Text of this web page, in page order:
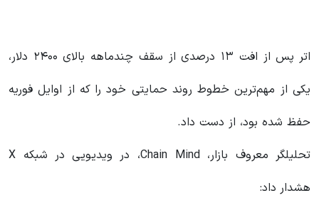
اتر پس از افت ۱۳ درصدی از سقف چندماهه بالای ۲۴۰۰ دلار،
یکی از مهم‌ترین خطوط روند حمایتی خود را که از اوایل فوریه
حفظ شده بود، از دست داد.
تحلیلگر معروف بازار، Chain Mind، در ویدیویی در شبکه X
هشدار داد: